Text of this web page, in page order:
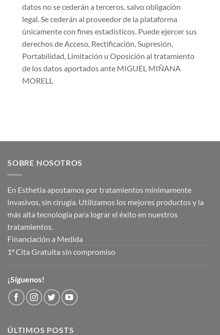
datos no se cederán a terceros, salvo obligación
legal. Se cederán al proveedor de la plataforma
únicamente con fines estadísticos. Puede ejercer sus
derechos de Acceso, Rectificación, Supresión,
Portabilidad, Limitación u Oposición al tratamiento
de los datos aportados ante MIGUEL MIÑANA
MORELL
SOBRE NOSOTROS
En Esthetia apostamos por tratamientos mínimamente
invasivos, sin cirugía. Utilizamos los mejores productos y la
más alta tecnología para lograr el éxito en nuestros
tratamientos.
Financiación a Medida
1ª Cita Gratuita sin compromiso
¡Síguenos!
ÚLTIMOS POSTS